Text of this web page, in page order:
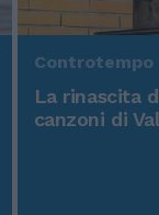
Controtempo
La rinascita
canzoni di